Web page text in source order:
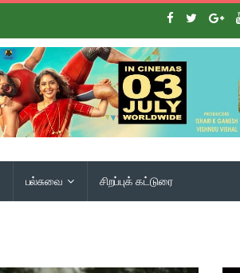
பல்சுவை சிறப்புக் கட்டுரை